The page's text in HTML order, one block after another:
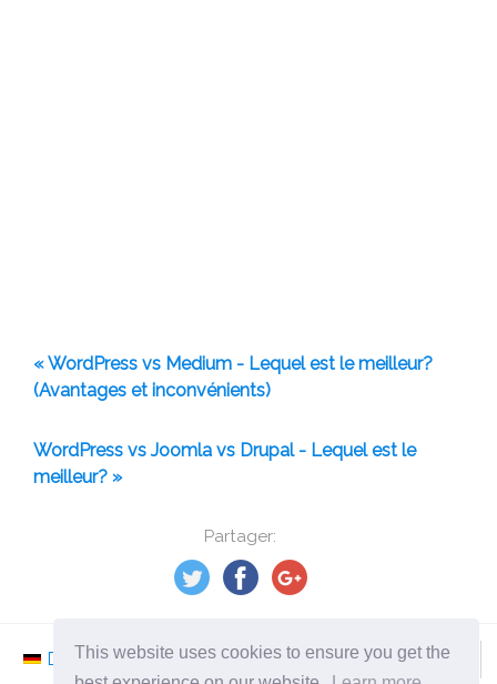
This website uses cookies to ensure you get the
Partager:
« WordPress vs Medium - Lequel est le meilleur?
(Avantages et inconvénients)
WordPress vs Joomla vs Drupal - Lequel est le
meilleur? »
Deutsch Nederlands Svenska Norsk